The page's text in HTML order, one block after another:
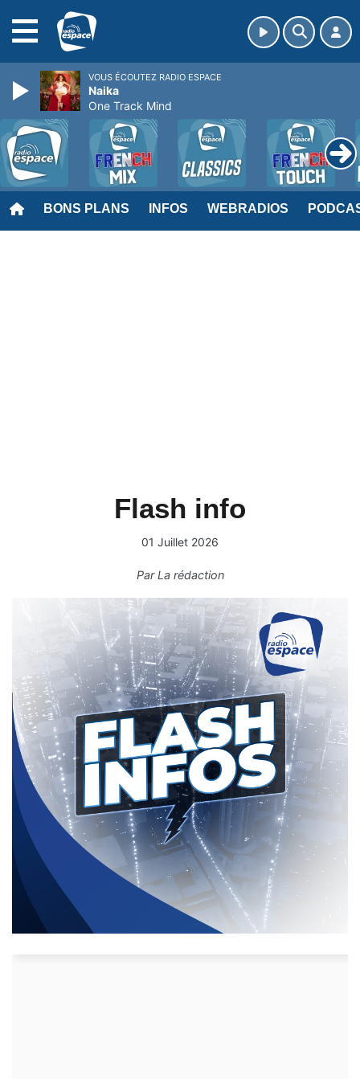
BONS PLANS INFOS WEBRADIOS
Flash info
01 Juillet 2026
ParLa rédaction
VOUS ÉCOUTEZ RADIO ESPACE
Naika
One Track Mind